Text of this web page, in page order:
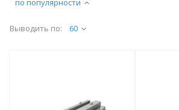
по популярности
Выводить по: 60